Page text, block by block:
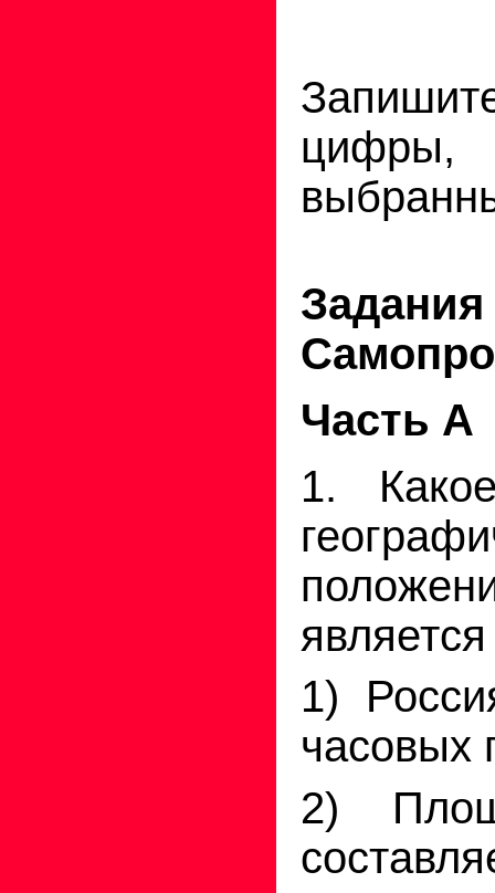
цифры,
Часть А
1.
1)
часовых
2)